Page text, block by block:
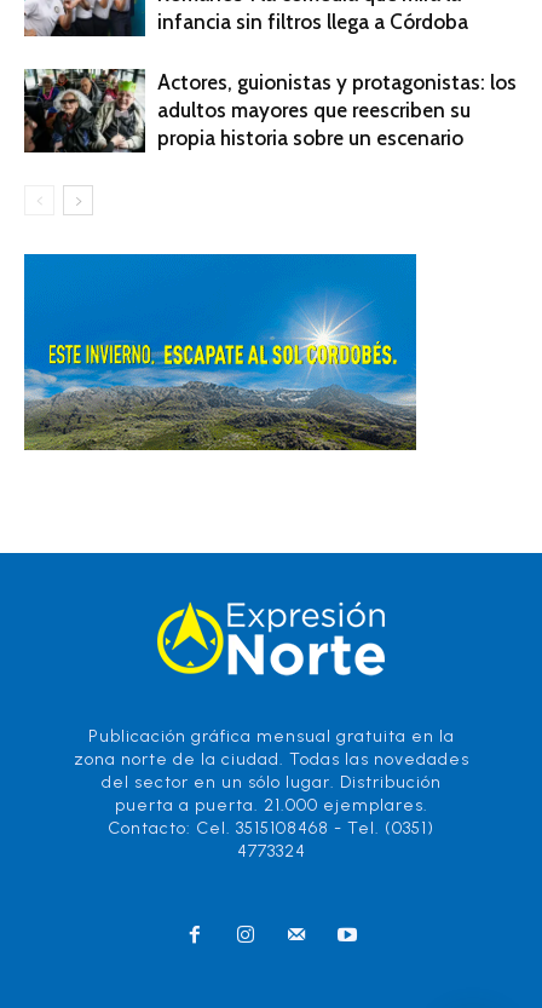
infancia sin filtros llega a Córdoba
Actores, guionistas y protagonistas: los
adultos mayores que reescriben su
propia historia sobre un escenario
Publicación gráfica mensual gratuita en la
zona norte de la ciudad. Todas las novedades
del sector en un sólo lugar. Distribución
puerta a puerta. 21.000 ejemplares.
Contacto: Cel. 3515108468 - Tel. (0351)
4773324